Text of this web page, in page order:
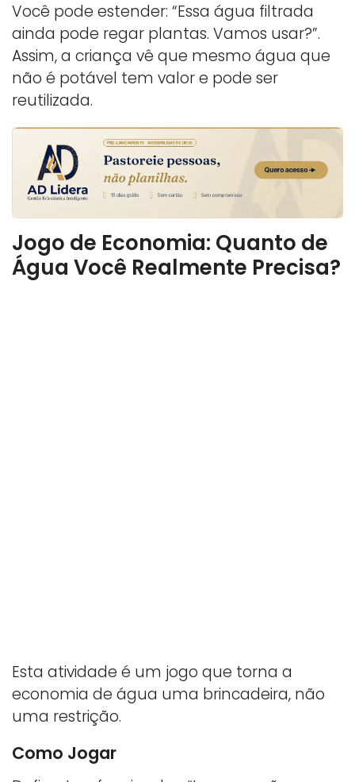
Você pode estender: “Essa água filtrada
ainda pode regar plantas. Vamos usar?”.
Assim, a criança vê que mesmo água que
não é potável tem valor e pode ser
reutilizada.
Jogo de Economia: Quanto de
Água Você Realmente Precisa?
Esta atividade é um jogo que torna a
economia de água uma brincadeira, não
uma restrição.
Como Jogar